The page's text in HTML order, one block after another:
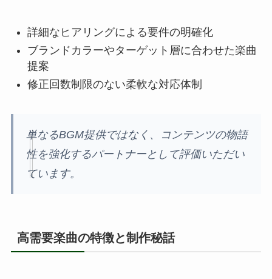
詳細なヒアリングによる要件の明確化
ブランドカラーやターゲット層に合わせた楽曲
提案
修正回数制限のない柔軟な対応体制
単なるBGM提供ではなく、コンテンツの物語
性を強化するパートナーとして評価いただい
ています。
高需要楽曲の特徴と制作秘話